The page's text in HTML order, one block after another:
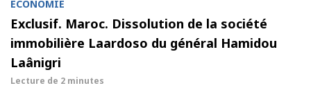
ECONOMIE
Exclusif. Maroc. Dissolution de la société
immobilière Laardoso du général Hamidou
Laânigri
Lecture de 2 minutes